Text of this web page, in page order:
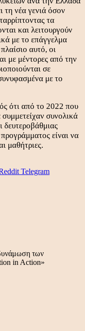
τη νέα γενιά όσον
τα
και λειτουργούν
με το επάγγελμα
αυτό, οι
με μέντορες από την
σε
με το
ότι από το 2022 που
συνολικά
δευτεροβάθμιας
είναι να
μαθήτριες.
Telegram
των
in Action»